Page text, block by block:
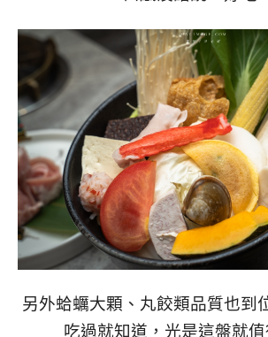
另外蛤蠣大顆、丸餃類品質也到
吃過就知道，光是這盤就值